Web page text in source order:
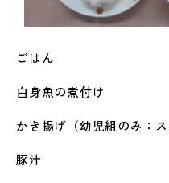
ごはん
白身魚の煮付け
かき揚げ（幼児組のみ：
豚汁